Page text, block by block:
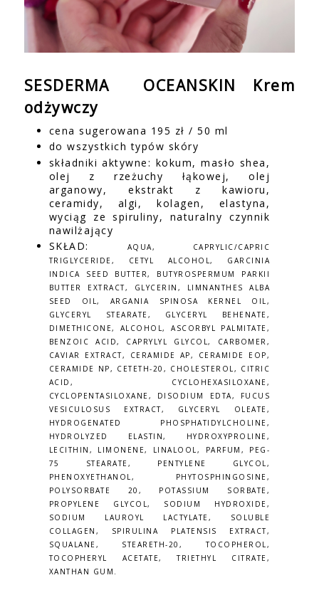
SESDERMA OCEANSKIN Krem
odżywczy
cena sugerowana 195 zł / 50 ml
do wszystkich typów skóry
składniki aktywne: kokum, masło shea,
olej z rzeżuchy łąkowej, olej
arganowy, ekstrakt z kawioru,
ceramidy, algi, kolagen, elastyna,
wyciąg ze spiruliny, naturalny czynnik
nawilżający
SKŁAD:
AQUA, CAPRYLIC/CAPRIC
TRIGLYCERIDE, CETYL ALCOHOL, GARCINIA
INDICA SEED BUTTER, BUTYROSPERMUM PARKII
BUTTER EXTRACT, GLYCERIN, LIMNANTHES ALBA
SEED OIL, ARGANIA SPINOSA KERNEL OIL,
GLYCERYL STEARATE, GLYCERYL BEHENATE,
DIMETHICONE, ALCOHOL, ASCORBYL PALMITATE,
BENZOIC ACID, CAPRYLYL GLYCOL, CARBOMER,
CAVIAR EXTRACT, CERAMIDE AP, CERAMIDE EOP,
CERAMIDE NP, CETETH-20, CHOLESTEROL, CITRIC
ACID, CYCLOHEXASILOXANE,
CYCLOPENTASILOXANE, DISODIUM EDTA, FUCUS
VESICULOSUS EXTRACT, GLYCERYL OLEATE,
HYDROGENATED PHOSPHATIDYLCHOLINE,
HYDROLYZED ELASTIN, HYDROXYPROLINE,
LECITHIN, LIMONENE, LINALOOL, PARFUM, PEG-
75 STEARATE, PENTYLENE GLYCOL,
PHENOXYETHANOL, PHYTOSPHINGOSINE,
POLYSORBATE 20, POTASSIUM SORBATE,
PROPYLENE GLYCOL, SODIUM HYDROXIDE,
SODIUM LAUROYL LACTYLATE, SOLUBLE
COLLAGEN, SPIRULINA PLATENSIS EXTRACT,
SQUALANE, STEARETH-20, TOCOPHEROL,
TOCOPHERYL ACETATE, TRIETHYL CITRATE,
XANTHAN GUM.